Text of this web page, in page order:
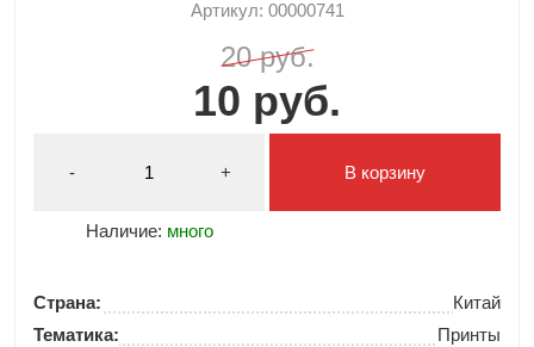
Артикул: 00000741
20 руб.
10 руб.
- +
Наличие: много
В корзину
Страна:
Китай
Тематика:
Принты